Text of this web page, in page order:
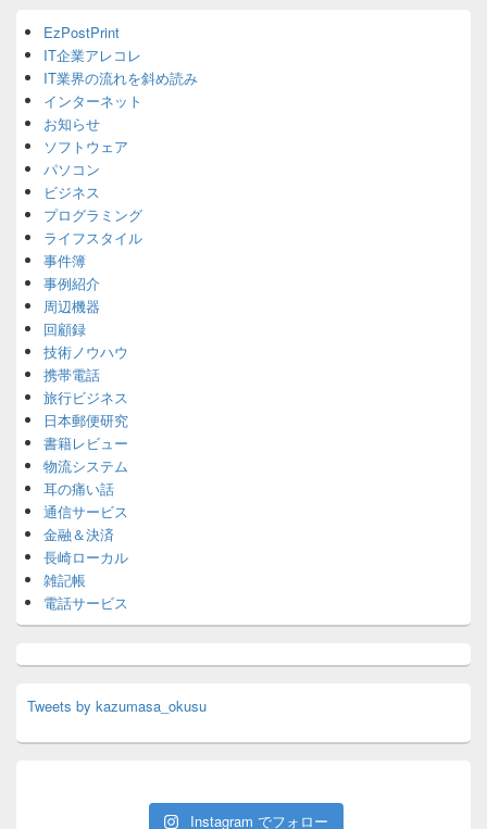
Sidebar
Widget
Area
EzPostPrint
IT企業アレコレ
IT業界の流れを斜め読み
インターネット
お知らせ
ソフトウェア
パソコン
ビジネス
プログラミング
ライフスタイル
事件簿
事例紹介
周辺機器
回顧録
技術ノウハウ
携帯電話
旅行ビジネス
日本郵便研究
書籍レビュー
物流システム
耳の痛い話
通信サービス
金融＆決済
長崎ローカル
雑記帳
電話サービス
Tweets by kazumasa_okusu
Instagram でフォロー